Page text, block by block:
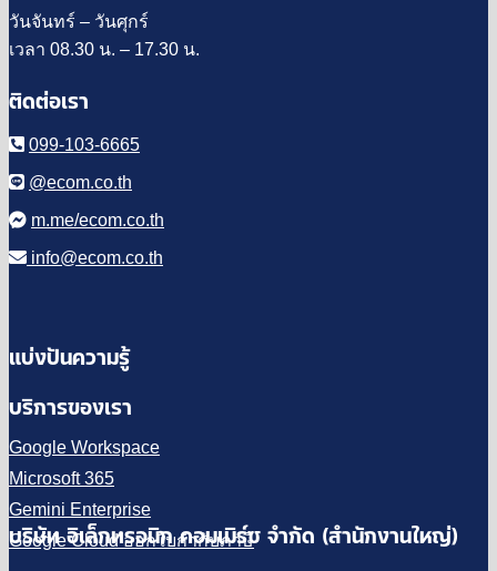
วันจันทร์ – วันศุกร์
เวลา 08.30 น. – 17.30 น.
ติดต่อเรา
099-103-6665
@ecom.co.th
m.me/ecom.co.th
info@ecom.co.th
แบ่งปันความรู้
บริการของเรา
Google Workspace
Microsoft 365
Gemini Enterprise
Google Cloud ออกใบกำกับภาษี
บริษัท อิเล็กทรอนิก คอมเมิร์ซ จำกัด (สำนักงานใหญ่)